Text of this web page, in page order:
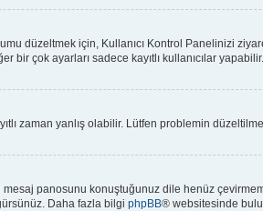
düzeltmek için, Kullanıcı Kontrol Panelinizi
çok ayarları sadece kayıtlı kullanıcılar
zaman yanlış olabilir. Lütfen problemin
panosunu konuştuğunuz dile henüz
Daha fazla bilgi phpBB® websitesinde